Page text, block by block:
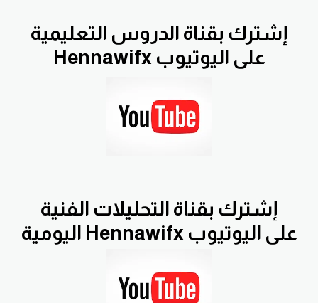
إشترك بقناة الدروس التعليمية
Hennawifx على اليوتيوب
إشترك بقناة التحليلات الفنية
اليومية Hennawifx على اليوتيوب